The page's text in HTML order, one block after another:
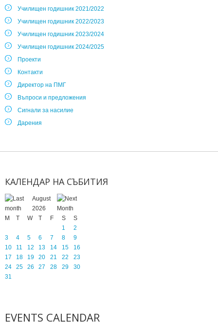
Училищен годишник 2021/2022
Училищен годишник 2022/2023
Училищен годишник 2023/2024
Училищен годишник 2024/2025
Проекти
Контакти
Директор на ПМГ
Въпроси и предложения
Сигнали за насилие
Дарения
КАЛЕНДАР НА СЪБИТИЯ
August
2026
M
T W T F S
S
1
2
3
4 5 6 7 8
9
10
11 12 13 14 15
16
17
18 19 20 21 22
23
24
25 26 27 28 29
30
31
EVENTS CALENDAR